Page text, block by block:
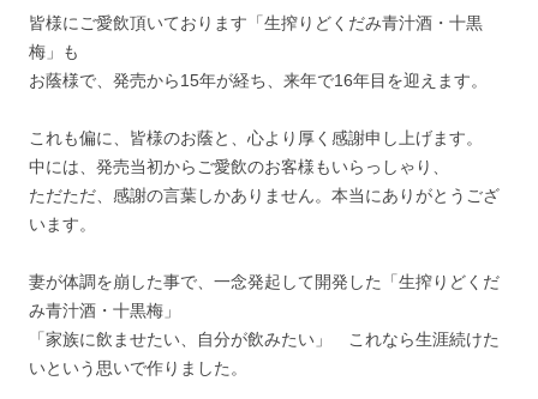
皆様にご愛飲頂いております「生搾りどくだみ青汁酒・十黒
梅」も
お蔭様で、発売から15年が経ち、来年で16年目を迎えます。
これも偏に、皆様のお蔭と、心より厚く感謝申し上げます。
中には、発売当初からご愛飲のお客様もいらっしゃり、
ただただ、感謝の言葉しかありません。本当にありがとうござ
います。
妻が体調を崩した事で、一念発起して開発した「生搾りどくだ
み青汁酒・十黒梅」
「家族に飲ませたい、自分が飲みたい」 これなら生涯続けた
いという思いで作りました。